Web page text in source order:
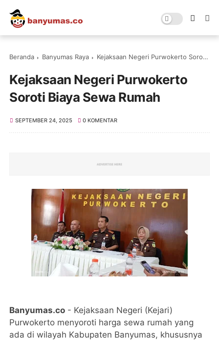
Beranda Banyumas Raya Kejaksaan Negeri Purwokerto Soroti Biaya Sewa Rumah
Kejaksaan Negeri Purwokerto
Soroti Biaya Sewa Rumah
SEPTEMBER 24, 2025 0 KOMENTAR
Banyumas.co - Kejaksaan Negeri (Kejari)
Purwokerto menyoroti harga sewa rumah yang
ada di wilayah Kabupaten Banyumas, khususnya